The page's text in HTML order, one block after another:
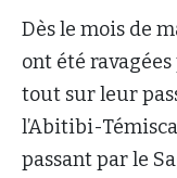
Dès le mois de
ont été
tout sur leur
l’Abitibi-
passant par le